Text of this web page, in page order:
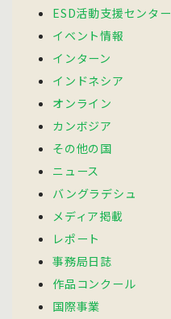
ESD活動支援センター
イベント情報
インターン
インドネシア
オンライン
カンボジア
その他の国
ニュース
バングラデシュ
メディア掲載
レポート
事務局日誌
作品コンクール
国際事業